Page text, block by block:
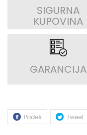
SIGURNA
KUPOVINA
GARANCIJA